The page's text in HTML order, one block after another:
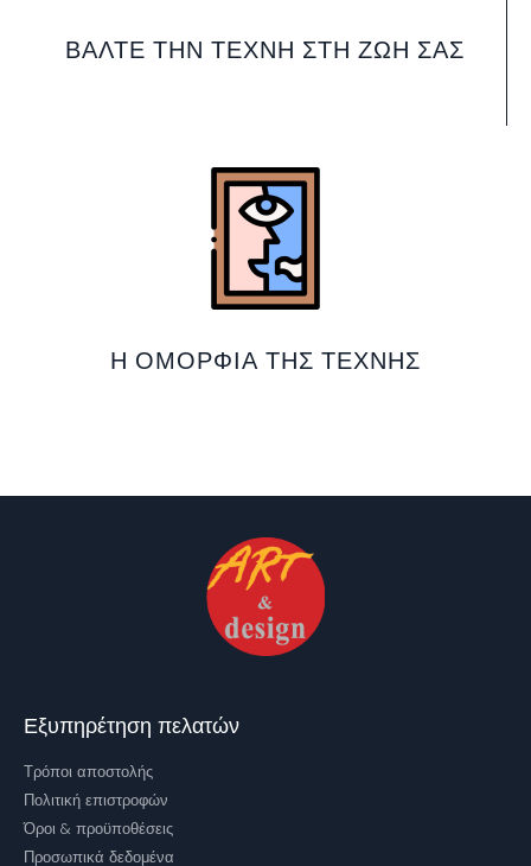
ΒΆΛΤΕ ΤΗΝ ΤΈΧΝΗ ΣΤΗ ΖΩΉ ΣΑΣ
Η ΟΜΟΡΦΙΆ ΤΗΣ ΤΈΧΝΗΣ
Εξυπηρέτηση πελατών
Τρόποι αποστολής
Πολιτική επιστροφών
Όροι & προϋποθέσεις
Προσωπικά δεδομένα